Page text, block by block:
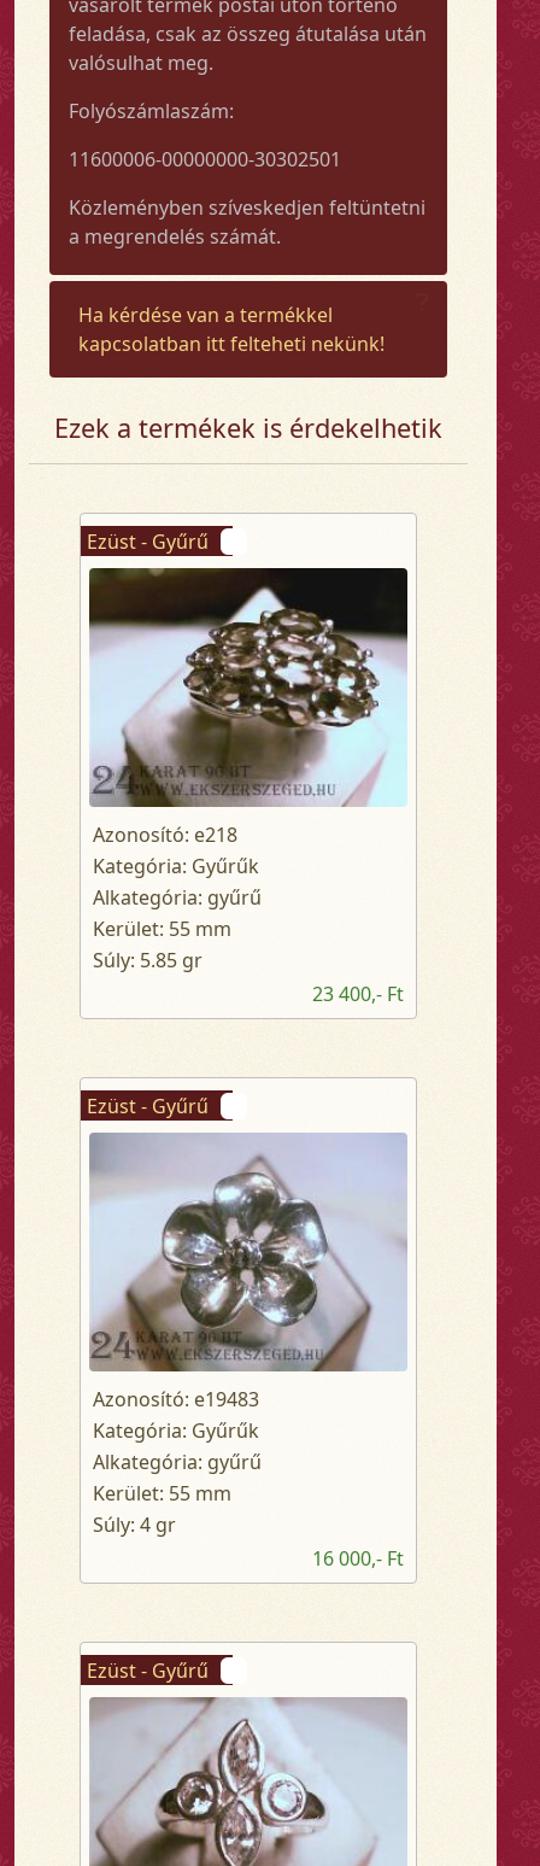
feladása, csak az összeg átutalása után
valósulhat meg.
Folyószámlaszám:
11600006-00000000-30302501
Közleményben szíveskedjen feltüntetni
a megrendelés számát.
Ha kérdése van a termékkel
kapcsolatban itt felteheti nekünk!
Ezek a termékek is érdekelhetik
Ezüst - Gyűrű
Azonosító: e218
Kategória: Gyűrűk
Alkategória: gyűrű
Kerület: 55 mm
Súly: 5.85 gr
23 400,- Ft
Ezüst - Gyűrű
Azonosító: e19483
Kategória: Gyűrűk
Alkategória: gyűrű
Kerület: 55 mm
Súly: 4 gr
16 000,- Ft
Ezüst - Gyűrű